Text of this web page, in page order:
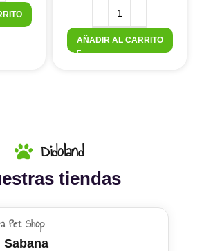
AÑADIR AL CARRITO
Didoland
tiendas
Pet Shop